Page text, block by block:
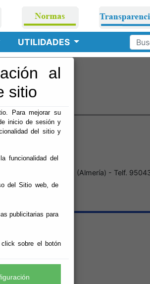
al
sitio
Para mejorar su
inicio de sesión y
del sitio y
funcionalidad del
del Sitio web, de
publicitarias para
sobre el botón
UTILIDADES
n.30, 04800 Albox (Almería) - Telf.